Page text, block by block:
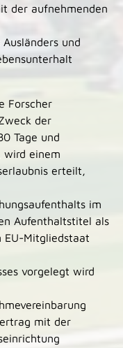
der aufnehmenden
Ausländers und
Forscher
der
Tage und
wird einem
erteilt,
im
Aufenthaltstitel als
EU-Mitgliedstaat
vorgelegt wird
mit der